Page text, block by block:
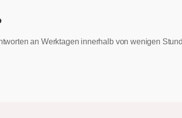
an Werktagen innerhalb von wenigen